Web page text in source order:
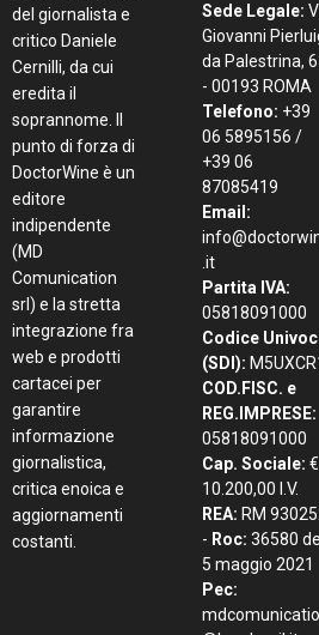
del giornalista e
critico Daniele
Cernilli, da cui
eredita il
soprannome. Il
punto di forza di
DoctorWine è un
editore
indipendente
(MD
Comunication
srl) e la stretta
integrazione fra
web e prodotti
cartacei per
garantire
informazione
giornalistica,
critica enoica e
aggiornamenti
costanti.
Sede Legale:
Giovanni
da Palestrina,
- 00193 ROMA
Telefono: +39
06 5895156 /
+39 06
87085419
Email:
.it
Partita IVA:
05818091000
Codice
(SDI):
COD.FISC. e
REG.IMPRESE:
05818091000
Cap. Sociale:
10.200,00 I.V.
REA: RM
- Roc: 36580 del
5 maggio 2021
Pec: